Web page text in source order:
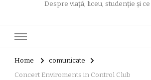
Despre viață, liceu, studenție și
Home
comunicate
Concert Enviroments in Control Club